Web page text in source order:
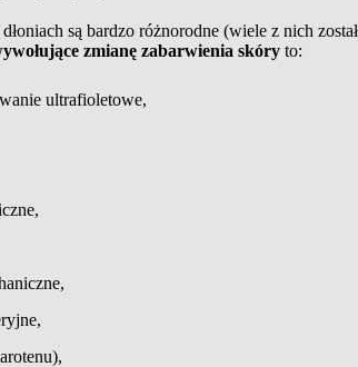
są bardzo różnorodne (wiele z nich
zmianę zabarwienia skóry to:
ultrafioletowe,